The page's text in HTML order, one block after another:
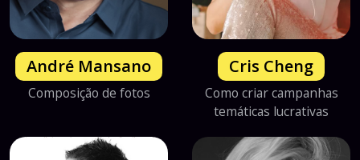
André Mansano
Composição de fotos
Cris Cheng
Como criar campanhas
temáticas lucrativas